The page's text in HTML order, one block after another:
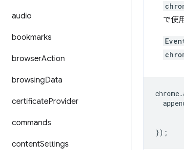
audio
bookmarks
browserAction
browsingData
certificateProvider
commands
contentSettings
で使
chrome.
});